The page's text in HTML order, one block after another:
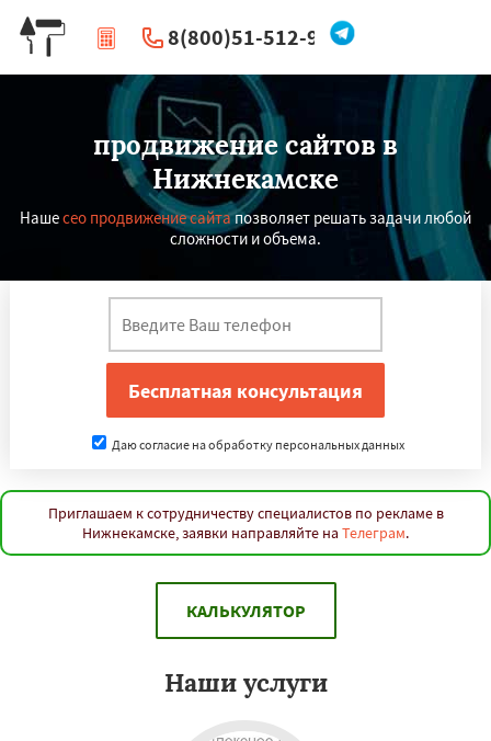
8(800)51-512-96
| Перезвоните мне
продвижение сайтов в
Нижнекамске
Нашесео продвижение сайтапозволяет решать задачи любой
сложности и объема.
Даю согласие на обработку персональных данных
Приглашаем к сотрудничеству специалистов по рекламе в
Нижнекамске, заявки направляйте на Телеграм.
КАЛЬКУЛЯТОР
Наши услуги